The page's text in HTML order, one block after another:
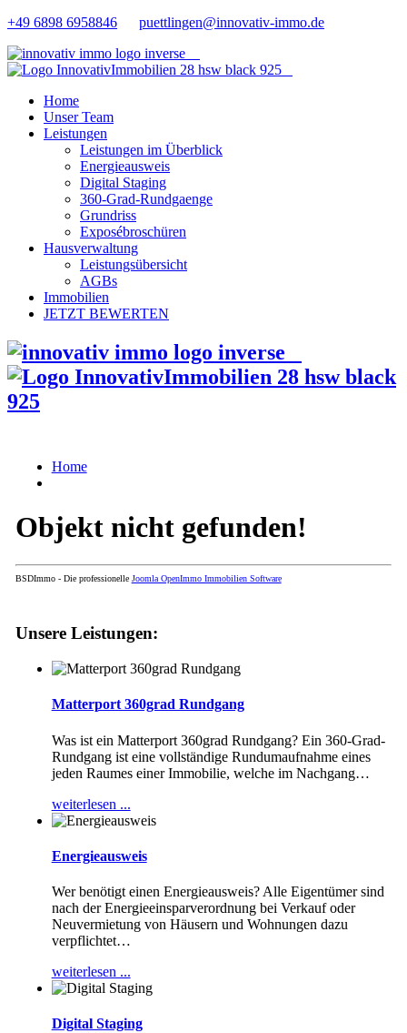
+49 6898 6958846 puettlingen@innovativ-immo.de
Home
Unser Team
Leistungen
Leistungen im Überblick
Energieausweis
Digital Staging
360-Grad-Rundgaenge
Grundriss
Exposébroschüren
Hausverwaltung
Leistungsübersicht
AGBs
Immobilien
JETZT BEWERTEN
Home
Objekt nicht gefunden!
BSDImmo - Die professionelle Joomla OpenImmo Immobilien Software
Unsere Leistungen:
Matterport 360grad Rundgang
Was ist ein Matterport 360grad Rundgang? Ein 360-Grad-
Rundgang ist eine vollständige Rundumaufnahme eines
jeden Raumes einer Immobilie, welche im Nachgang…
weiterlesen ...
Energieausweis
Wer benötigt einen Energieausweis? Alle Eigentümer sind
nach der Energieeinsparverordnung bei Verkauf oder
Neuvermietung von Häusern und Wohnungen dazu
verpflichtet…
weiterlesen ...
Digital Staging